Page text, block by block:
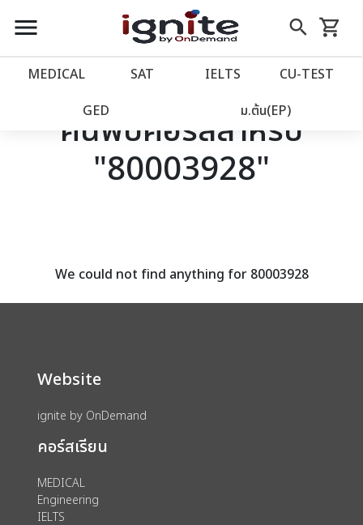
close
account_balance หน้าแรก
เว็บไซต์อิกไนท์
โปรโมชั่น
assignment ลงทะเบียน
menu search
Skip
to
shopping_cart
รถเข็น
MEDICAL SAT IELTS CU‑TEST
GED ม.ต้น(EP)
ค้นพบคอร์สสำหรับ
"80003928"
We could not find anything for 80003928
Website
ignite by OnDemand
คอร์สเรียน
MEDICAL
Engineering
IELTS